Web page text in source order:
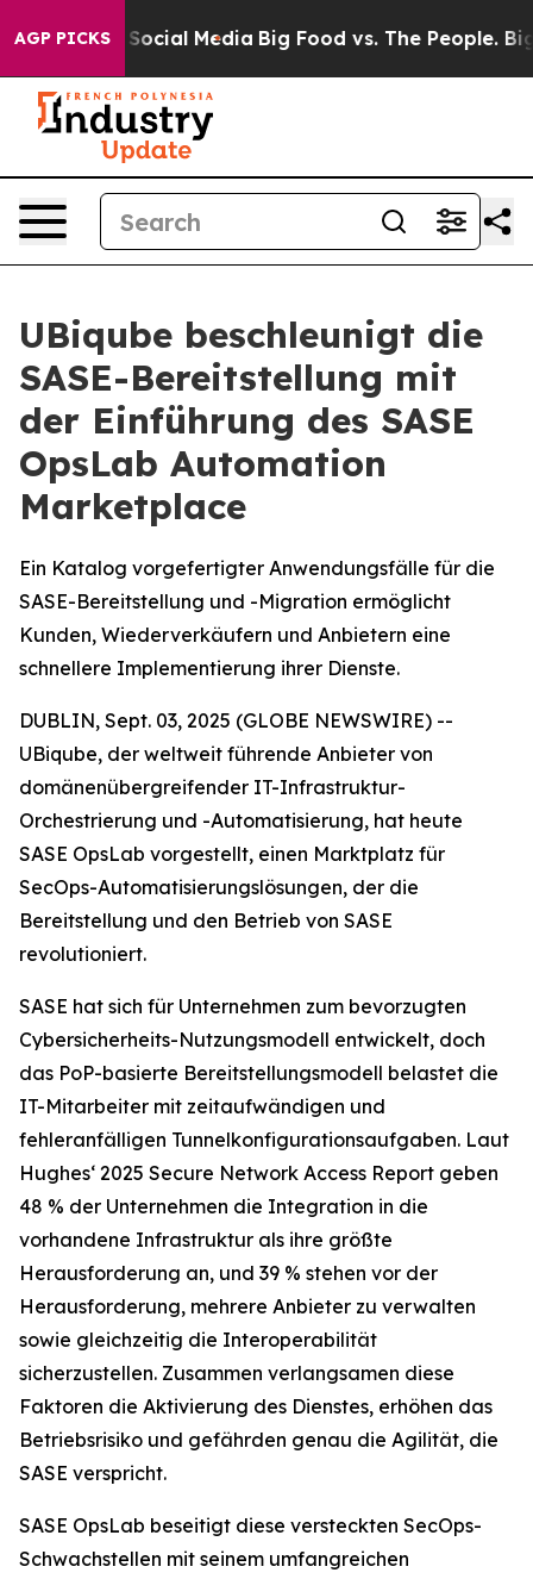
AGP PICKSon Social Media Big Food vs. The People. Big
UBiqube beschleunigt die
SASE-Bereitstellung mit
der Einführung des SASE
OpsLab Automation
Marketplace
Ein Katalog vorgefertigter Anwendungsfälle für die
SASE-Bereitstellung und -Migration ermöglicht
Kunden, Wiederverkäufern und Anbietern eine
schnellere Implementierung ihrer Dienste.
DUBLIN, Sept. 03, 2025 (GLOBE NEWSWIRE) --
UBiqube, der weltweit führende Anbieter von
domänenübergreifender IT-Infrastruktur-
Orchestrierung und -Automatisierung, hat heute
SASE OpsLab vorgestellt, einen Marktplatz für
SecOps-Automatisierungslösungen, der die
Bereitstellung und den Betrieb von SASE
revolutioniert.
SASE hat sich für Unternehmen zum bevorzugten
Cybersicherheits-Nutzungsmodell entwickelt, doch
das PoP-basierte Bereitstellungsmodell belastet die
IT-Mitarbeiter mit zeitaufwändigen und
fehleranfälligen Tunnelkonfigurationsaufgaben. Laut
Hughes‘ 2025 Secure Network Access Report geben
48 % der Unternehmen die Integration in die
vorhandene Infrastruktur als ihre größte
Herausforderung an, und 39 % stehen vor der
Herausforderung, mehrere Anbieter zu verwalten
sowie gleichzeitig die Interoperabilität
sicherzustellen. Zusammen verlangsamen diese
Faktoren die Aktivierung des Dienstes, erhöhen das
Betriebsrisiko und gefährden genau die Agilität, die
SASE verspricht.
SASE OpsLab beseitigt diese versteckten SecOps-
Schwachstellen mit seinem umfangreichen